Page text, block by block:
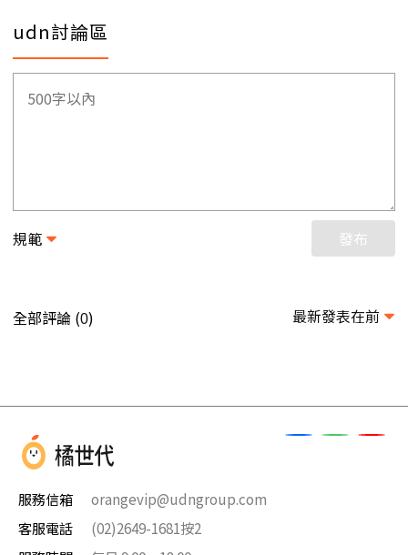
udn討論區
規範 發布
全部評論 (0) 最新發表在前
服務信箱
orangevip@udngroup.com
客服電話
(02)2649-1681按2